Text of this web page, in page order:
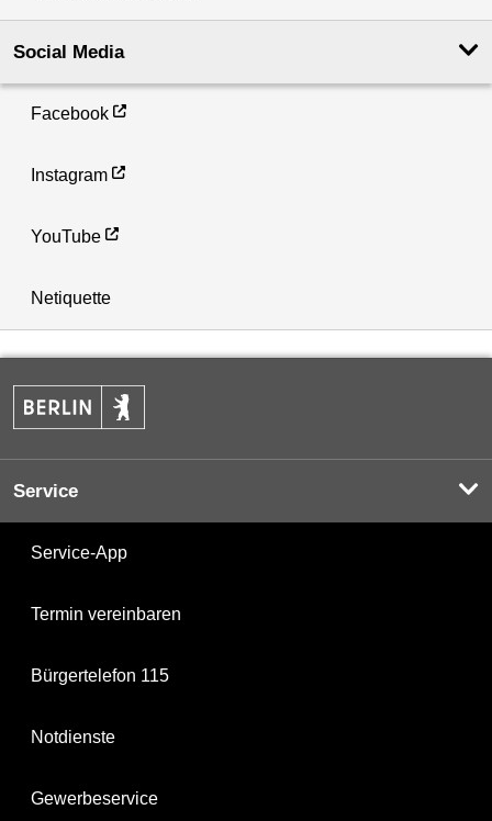
Social Media
Facebook
Instagram
YouTube
Netiquette
Service
Service-App
Termin vereinbaren
Bürgertelefon 115
Notdienste
Gewerbeservice